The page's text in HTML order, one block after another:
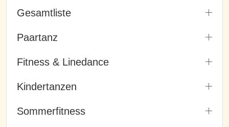
Gesamtliste
Paartanz
Fitness & Linedance
Kindertanzen
Sommerfitness